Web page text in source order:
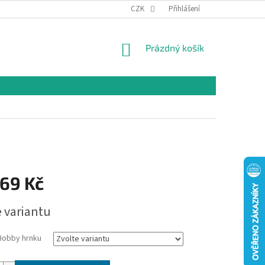
CZK Přihlášení
NÁKUPNÍ
Prázdný košík
Kč
variantu
hrnku